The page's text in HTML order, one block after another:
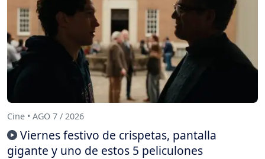
Cine • AGO 7 / 2026
Viernes festivo de crispetas, pantalla
gigante y uno de estos 5 peliculones